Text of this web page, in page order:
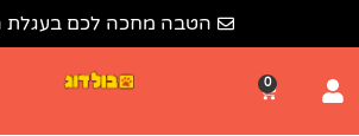
הטבה מחכה לכם בעגלת הקניות